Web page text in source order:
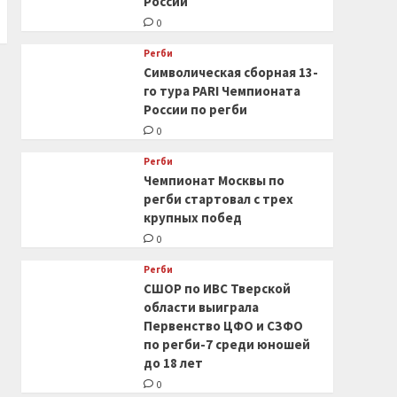
0
Регби
Символическая сборная 13-
го тура PARI Чемпионата
России по регби
0
Регби
Чемпионат Москвы по
регби стартовал с трех
крупных побед
0
Регби
СШОР по ИВС Тверской
области выиграла
Первенство ЦФО и СЗФО
по регби-7 среди юношей
до 18 лет
0